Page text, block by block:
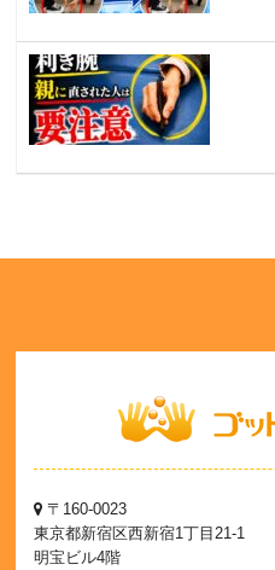
〒160-0023
東京都新宿区西新宿1丁目21-1
明宝ビル4階